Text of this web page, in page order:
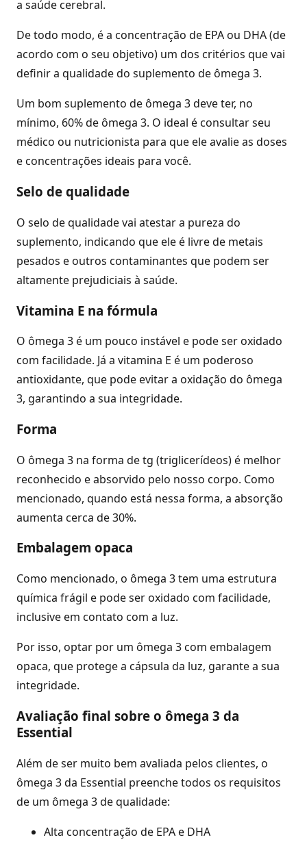
a saúde cerebral.
De todo modo, é a concentração de EPA ou DHA (de
acordo com o seu objetivo) um dos critérios que vai
definir a qualidade do suplemento de ômega 3.
Um bom suplemento de ômega 3 deve ter, no
mínimo, 60% de ômega 3. O ideal é consultar seu
médico ou nutricionista para que ele avalie as doses
e concentrações ideais para você.
Selo de qualidade
O selo de qualidade vai atestar a pureza do
suplemento, indicando que ele é livre de metais
pesados e outros contaminantes que podem ser
altamente prejudiciais à saúde.
Vitamina E na fórmula
O ômega 3 é um pouco instável e pode ser oxidado
com facilidade. Já a vitamina E é um poderoso
antioxidante, que pode evitar a oxidação do ômega
3, garantindo a sua integridade.
Forma
O ômega 3 na forma de tg (triglicerídeos) é melhor
reconhecido e absorvido pelo nosso corpo. Como
mencionado, quando está nessa forma, a absorção
aumenta cerca de 30%.
Embalagem opaca
Como mencionado, o ômega 3 tem uma estrutura
química frágil e pode ser oxidado com facilidade,
inclusive em contato com a luz.
Por isso, optar por um ômega 3 com embalagem
opaca, que protege a cápsula da luz, garante a sua
integridade.
Avaliação final sobre o ômega 3 da
Essential
Além de ser muito bem avaliada pelos clientes, o
ômega 3 da Essential preenche todos os requisitos
de um ômega 3 de qualidade:
Alta concentração de EPA e DHA